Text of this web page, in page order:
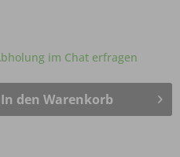
im Chat erfragen
In den Warenkorb